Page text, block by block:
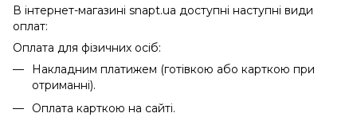
В інтернет-магазині snapt.ua доступні наступні види
оплат:
Оплата для фізичних осіб:
Накладним платижем (готівкою або карткою при
отриманні).
Оплата карткою на сайті.